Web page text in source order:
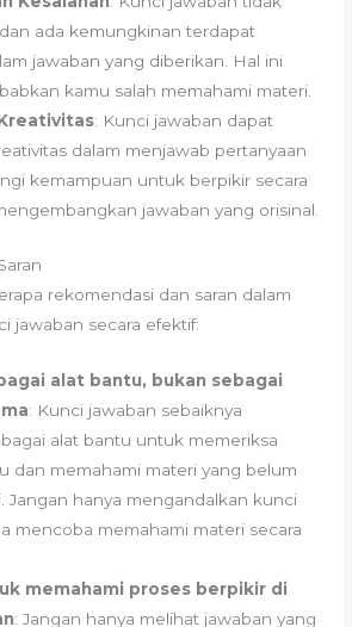
ada kemungkinan terdapat
jawaban yang diberikan. Hal ini
kamu salah memahami materi.
: Kunci jawaban dapat
dalam menjawab pertanyaan
kemampuan untuk berpikir secara
jawaban yang orisinal.
rekomendasi dan saran dalam
jawaban secara efektif:
alat bantu, bukan sebagai
: Kunci jawaban sebaiknya
alat bantu untuk memeriksa
dan memahami materi yang belum
Jangan hanya mengandalkan kunci
mencoba memahami materi secara
memahami proses berpikir di
: Jangan hanya melihat jawaban yang